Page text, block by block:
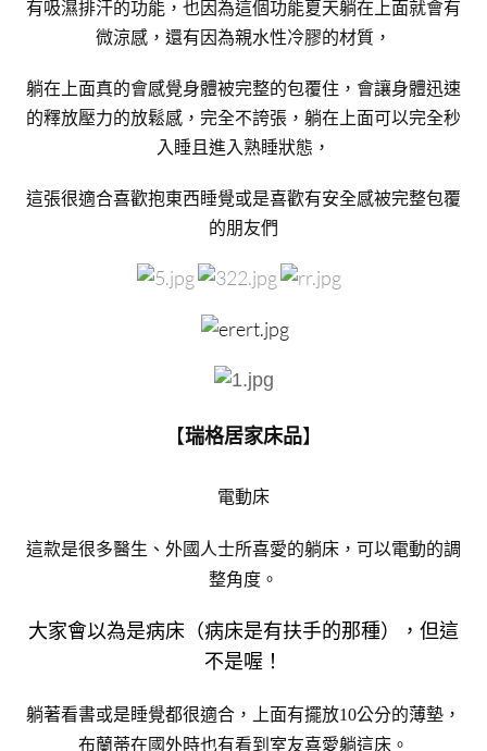
有吸濕排汗的功能，也因為這個功能夏天躺在上面就會有
微涼感，還有因為親水性冷膠的材質，
躺在上面真的會感覺身體被完整的包覆住，會讓身體迅速
的釋放壓力的放鬆感，完全不誇張，躺在上面可以完全秒
入睡且進入熟睡狀態，
這張很適合喜歡抱東西睡覺或是喜歡有安全感被完整包覆
的朋友們
【瑞格居家床品】
電動床
這款是很多醫生、外國人士所喜愛的躺床，可以電動的調
整角度。
大家會以為是病床（病床是有扶手的那種），但這
不是喔！
躺著看書或是睡覺都很適合，上面有擺放10公分的薄墊，
布蘭蒂在國外時也有看到室友喜愛躺這床。